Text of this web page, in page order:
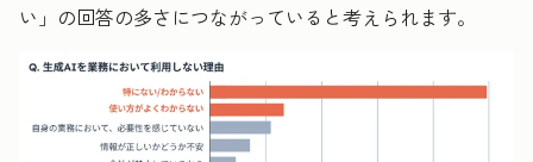
い」の回答の多さにつながっていると考えられます。